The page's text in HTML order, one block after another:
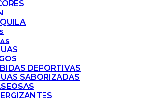
DEPORTIVAS
SABORIZADAS